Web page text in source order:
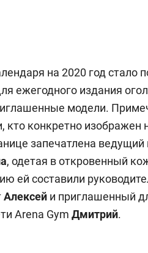
на 2020 год стало
ежегодного издания
модели.
кто конкретно изображен
запечатлена
, одетая в откровенный
ей составили
Алексей и приглашенный
Arena Gym Дмитрий.